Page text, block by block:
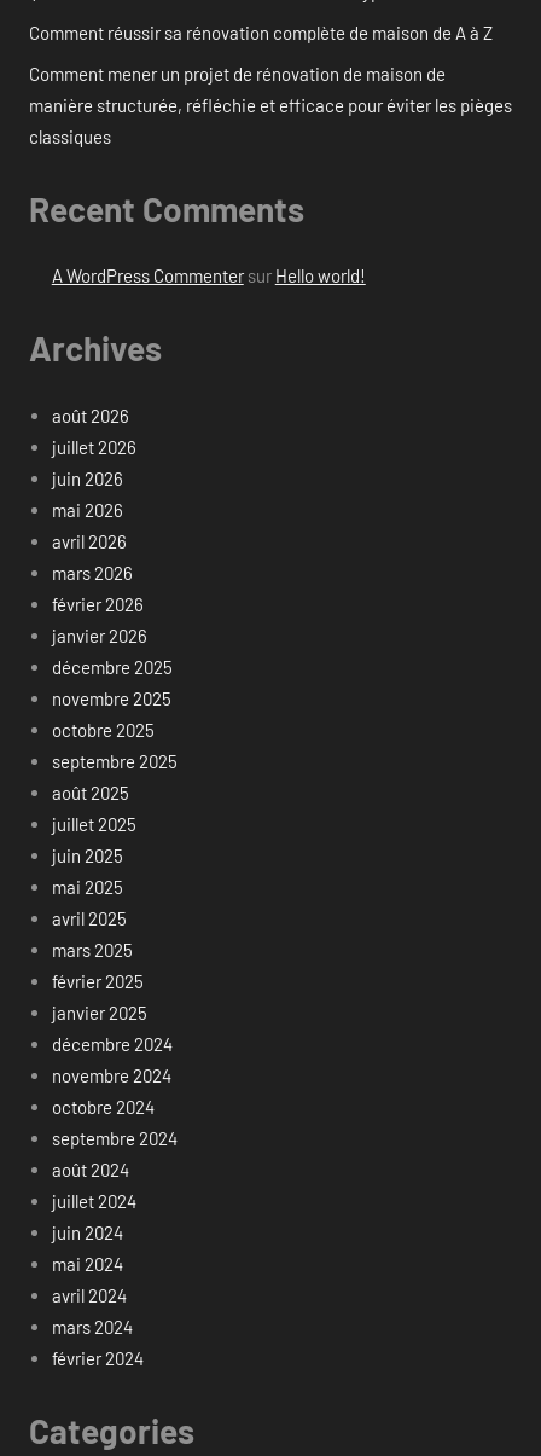
Comment réussir sa rénovation complète de maison de A à Z
Comment mener un projet de rénovation de maison de
manière structurée, réfléchie et efficace pour éviter les pièges
classiques
Recent Comments
A WordPress Commentersur Hello world!
Archives
août 2026
juillet 2026
juin 2026
mai 2026
avril 2026
mars 2026
février 2026
janvier 2026
décembre 2025
novembre 2025
octobre 2025
septembre 2025
août 2025
juillet 2025
juin 2025
mai 2025
avril 2025
mars 2025
février 2025
janvier 2025
décembre 2024
novembre 2024
octobre 2024
septembre 2024
août 2024
juillet 2024
juin 2024
mai 2024
avril 2024
mars 2024
février 2024
Categories